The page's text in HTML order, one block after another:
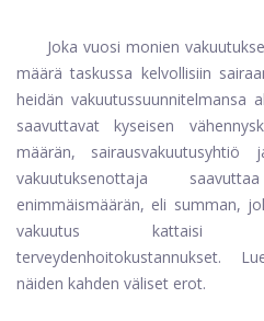
Joka vuosi monien
määrä taskussa kelvollisiin
heidän vakuutussuunnitelmansa
saavuttavat kyseisen
määrän, sairausvakuutusyhtiö
vakuutuksenottaja
enimmäismäärän, eli summan,
vakuutus kattaisi
terveydenhoitokustannukset.
näiden kahden väliset erot.